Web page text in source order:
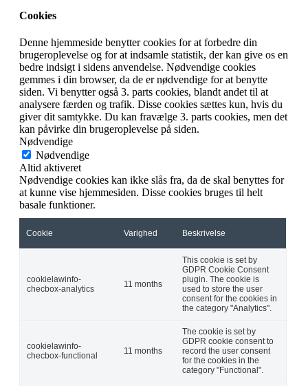
Cookies
Denne hjemmeside benytter cookies for at forbedre din
brugeroplevelse og for at indsamle statistik, der kan give os en
bedre indsigt i sidens anvendelse. Nødvendige cookies
gemmes i din browser, da de er nødvendige for at benytte
siden. Vi benytter også 3. parts cookies, blandt andet til at
analysere færden og trafik. Disse cookies sættes kun, hvis du
giver dit samtykke. Du kan fravælge 3. parts cookies, men det
kan påvirke din brugeroplevelse på siden.
Nødvendige
Nødvendige
Altid aktiveret
Nødvendige cookies kan ikke slås fra, da de skal benyttes for
at kunne vise hjemmesiden. Disse cookies bruges til helt
basale funktioner.
Cookie Varighed Beskrivelse
cookielawinfo-
checbox-analytics
11 months
This cookie is set by
GDPR Cookie Consent
plugin. The cookie is
used to store the user
consent for the cookies in
the category "Analytics".
cookielawinfo-
checbox-functional
11 months
The cookie is set by
GDPR cookie consent to
record the user consent
for the cookies in the
category "Functional".